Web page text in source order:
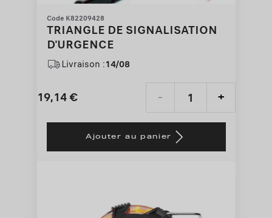
Code K82209428
TRIANGLE DE SIGNALISATION
D'URGENCE
Livraison :14/08
19,14 €
Price
19,14
- +
Quantity
to:
Ajouter au panier